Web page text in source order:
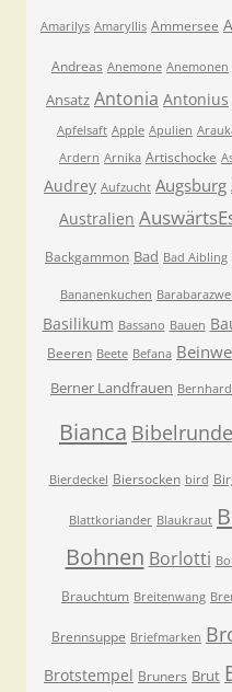
Amarilys Amaryllis Ammersee
Andreas Anemone Anemonen
Ansatz Antonia Antonius
Apfelsaft Apple Apulien
Ardern Arnika Artischocke
Audrey Aufzucht Augsburg
Australien
Backgammon Bad Bad Aibling
Bananenkuchen
Basilikum Bassano Bauen
Beeren Beete Befana
Berner Landfrauen Bernhard
Bianca Bibelrunde
Bierdeckel Biersocken bird
Blattkoriander Blaukraut
Bohnen Borlotti
Brauchtum Breitenwang
Brennsuppe Briefmarken
Brotstempel Bruners Brut